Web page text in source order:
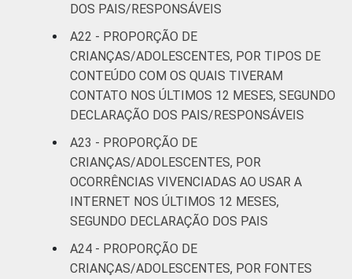
DOS PAIS/RESPONSÁVEIS
A22 - PROPORÇÃO DE
CRIANÇAS/ADOLESCENTES, POR TIPOS DE
CONTEÚDO COM OS QUAIS TIVERAM
CONTATO NOS ÚLTIMOS 12 MESES, SEGUNDO
DECLARAÇÃO DOS PAIS/RESPONSÁVEIS
A23 - PROPORÇÃO DE
CRIANÇAS/ADOLESCENTES, POR
OCORRÊNCIAS VIVENCIADAS AO USAR A
INTERNET NOS ÚLTIMOS 12 MESES,
SEGUNDO DECLARAÇÃO DOS PAIS
A24 - PROPORÇÃO DE
CRIANÇAS/ADOLESCENTES, POR FONTES